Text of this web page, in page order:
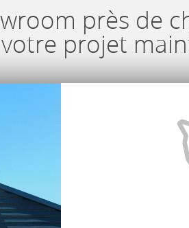
près de
projet